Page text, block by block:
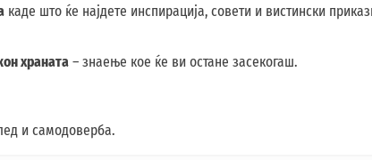
каде што ќе најдете инспирација, совети и вистински
храната– знаење кое ќе ви остане засекогаш.
и самодоверба.